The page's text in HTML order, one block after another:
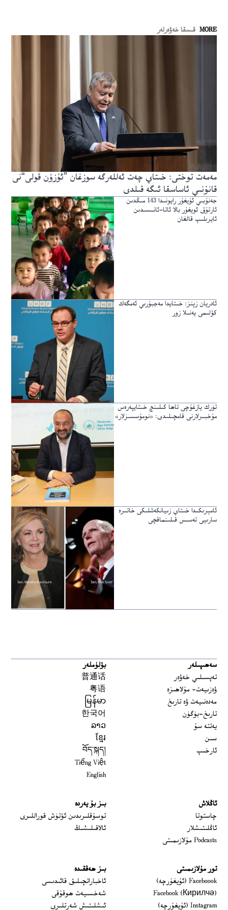
MORE قىسقا خەۋەرلەر
مەمەت توختى: خىتاي چەت ئەللەرگە سوزغان ”ئۇزۇن قولى“نى
قانۇنىي ئاساسقا ئىگە قىلدى
جەنۇبىي ئۇيغۇر رايونىدا 143 مىڭدىن
ئارتۇق ئويغۇر بالا ئاتا-ئانىسىدىن
ئايرىلىپ قالغان
ئادريان زېنز: خىتايدا مەجبۇرىي ئەمگەك
كۆلىمى يەنىلا زور
تۈرك يازغۇچى تاھا كىلىنچ خىتايپەرەس
مۇخبىرلارنى قامچىلىدى: «نومۇسسىزلار»
ئامېرىكىدا خىتاي زىيانكەشلىكى خاتىرە
سارىيى تەسىس قىلىنماقچى
سەھىپىلەر
تەپسىلىي خەۋەر
ۋەزىيەت- مۇلاھىزە
مەدەنىيەت ۋە تارىخ
تارىخ-بۈگۈن
يەتتە سۇ
سىن
ئارخىپ
بۆلۈملەر
普通话
粤语
မြန်မာ
한국어
ລາວ
ខ្មែរ
བོད་སྐད།
Tiếng Việt
English
ئاڭلاش
چاستوتا
ئاڭلىتىشلار
Podcasts مۇلازىمىتى
بىز بۇ يەردە
توسۇقلىرىدىن ئۆتۈش قوراللىرى
ئالاقىلىشىڭ
تور مۇلازىمىتى
Faceboook (ئۇيغۇرچە)
Opens in new window
Facebook (Кирилчә)
Opens in new window
Instagram (ئۇيغۇرچە)
Opens in new window
بىز ھەققىدە
ئاخباراتچىلىق قائىدىسى
شەخسىيەت ھوقۇقى
ئىشلىتىش شەرتلىرى